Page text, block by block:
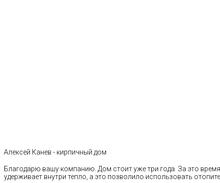
Алексей Канев - кирпичный дом
Благодарю вашу компанию. Дом стоит уже три года. За это
удерживает внутри тепло, а это позволило использовать